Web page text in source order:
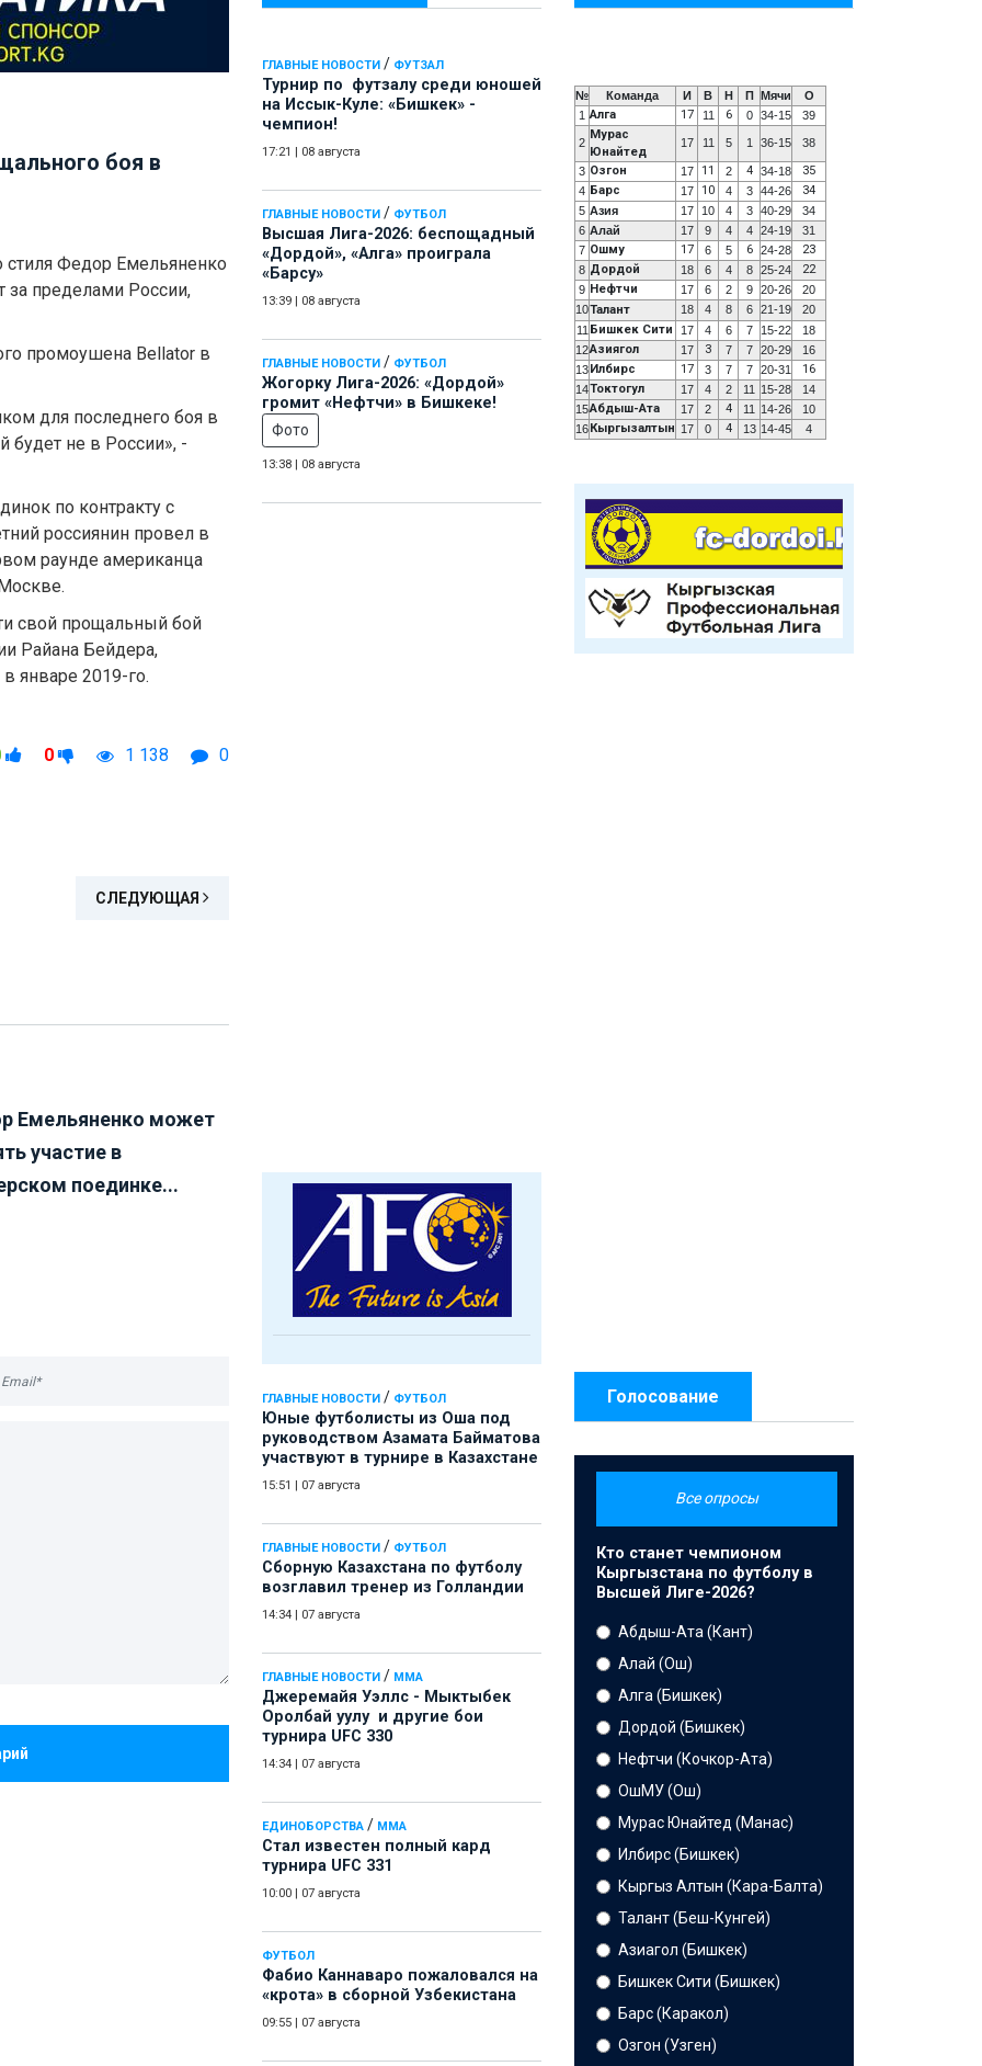
ГЛАВНЫЕ НОВОСТИ / ФУТЗАЛ
Турнир по футзалу среди юношей
на Иссык-Куле: «Бишкек» -
чемпион!
17:21 08 августа
ГЛАВНЫЕ НОВОСТИ / ФУТБОЛ
Высшая Лига-2026: беспощадный
«Дордой», «Алга» проиграла
«Барсу»
13:39 08 августа
ГЛАВНЫЕ НОВОСТИ / ФУТБОЛ
Жогорку Лига-2026: «Дордой»
громит «Нефтчи» в Бишкеке!
Фото
13:38 08 августа
ГЛАВНЫЕ НОВОСТИ / ФУТБОЛ
Юные футболисты из Оша под
руководством Азамата Байматова
участвуют в турнире в Казахстане
15:51 07 августа
ГЛАВНЫЕ НОВОСТИ / ФУТБОЛ
Сборную Казахстана по футболу
возглавил тренер из Голландии
14:34 07 августа
ГЛАВНЫЕ НОВОСТИ / ММА
Джеремайя Уэллс - Мыктыбек
Оролбай уулу и другие бои
турнира UFC 330
14:34 07 августа
ЕДИНОБОРСТВА / ММА
Стал известен полный кард
турнира UFC 331
10:00 07 августа
ФУТБОЛ
Фабио Каннаваро пожаловался на
«крота» в сборной Узбекистана
09:55 07 августа
боя в
Федор Емельяненко
за пределами России,
промоушена Bellator в
для последнего боя в
будет не в России», -
по контракту с
россиянин провел в
раунде американца
свой прощальный бой
Райана Бейдера,
январе 2019-го.
0 1 138 0
СЛЕДУЮЩАЯ
Емельяненко может
участие в
поединке...
№ Команда И В Н П Мячи
О
1 Алга 17 11 6 0 34-15 39
2
Мурас
Юнайтед
17 11 5 1 36-15 38
3 Озгон 17 11 2 4 34-18 35
4 Барс 17 10 4 3 44-26 34
5 Азия 17 10 4 3 40-29
34
6 Алай 17 9 4 4 24-19
31
7 Ошму 17 6 5 6 24-28 23
8 Дордой 18 6 4 8 25-24 22
9 Нефтчи 17 6 2 9 20-26
20
10Талант 18 4 8 6 21-19
20
11 Бишкек Сити 17 4 6 7 15-22
18
12Азиягол 17 3 7 7 20-29
16
13 Илбирс 17 3 7 7 20-31 16
14Токтогул 17 4 2 11 15-28
14
15Абдыш-Ата 17 2 4 11 14-26
10
16 Кыргызалтын 17 0 4 13 14-45 4
Голосование
Все опросы
Кто станет чемпионом
Кыргызстана по футболу в
Высшей Лиге-2026?
Абдыш-Ата (Кант)
Алай (Ош)
Алга (Бишкек)
Дордой (Бишкек)
Нефтчи (Кочкор-Ата)
ОшМУ (Ош)
Мурас Юнайтед (Манас)
Илбирс (Бишкек)
Кыргыз Алтын (Кара-Балта)
Талант (Беш-Кунгей)
Азиагол (Бишкек)
Бишкек Сити (Бишкек)
Барс (Каракол)
Озгон (Узген)